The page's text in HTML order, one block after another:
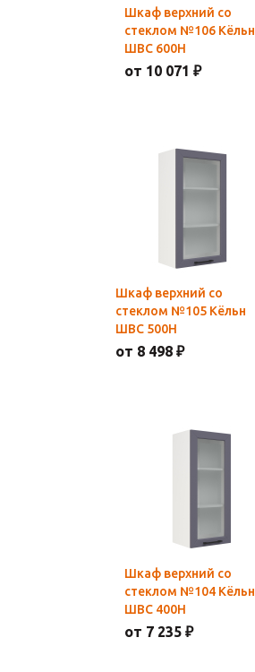
Шкаф верхний со
стеклом №106 Кёльн
ШВС 600Н
от 10 071 ₽
Шкаф верхний со
стеклом №105 Кёльн
ШВС 500Н
от 8 498 ₽
Шкаф верхний со
стеклом №104 Кёльн
ШВС 400Н
от 7 235 ₽